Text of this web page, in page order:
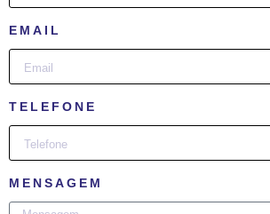
EMAIL
TELEFONE
MENSAGEM